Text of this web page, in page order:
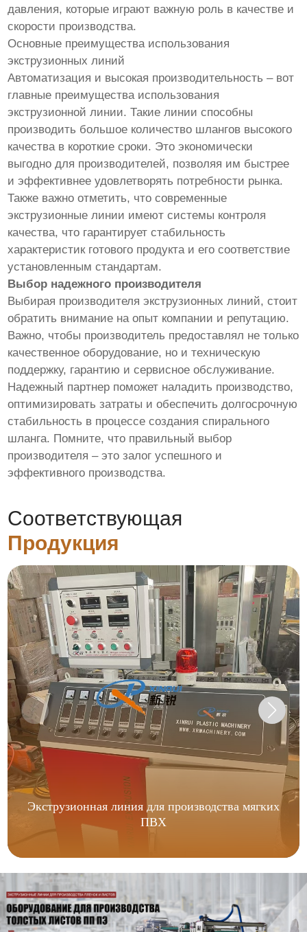
давления, которые играют важную роль в качестве и
скорости производства.
Основные преимущества использования
экструзионных линий
Автоматизация и высокая производительность – вот
главные преимущества использования
экструзионной линии. Такие линии способны
производить большое количество шлангов высокого
качества в короткие сроки. Это экономически
выгодно для производителей, позволяя им быстрее
и эффективнее удовлетворять потребности рынка.
Также важно отметить, что современные
экструзионные линии имеют системы контроля
качества, что гарантирует стабильность
характеристик готового продукта и его соответствие
установленным стандартам.
Выбор надежного производителя
Выбирая производителя экструзионных линий, стоит
обратить внимание на опыт компании и репутацию.
Важно, чтобы производитель предоставлял не только
качественное оборудование, но и техническую
поддержку, гарантию и сервисное обслуживание.
Надежный партнер поможет наладить производство,
оптимизировать затраты и обеспечить долгосрочную
стабильность в процессе создания спирального
шланга. Помните, что правильный выбор
производителя – это залог успешного и
эффективного производства.
Соответствующая
Продукция
Экструзионная линия для производства мягких
ПВХ